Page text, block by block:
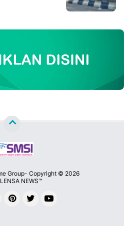
Group- Copyright © 2026
NEWS™
By
Raushan